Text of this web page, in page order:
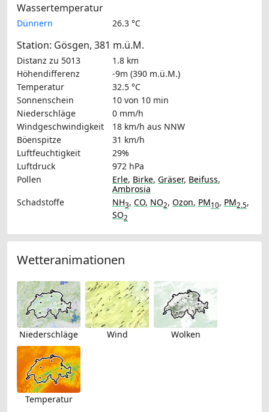
Wassertemperatur
Dünnern 26.3 °C
Station: Gösgen, 381 m.ü.M.
Distanz zu 5013
1.8 km
Höhendifferenz
-9m (390 m.ü.M.)
Temperatur
32.5 °C
Sonnenschein
10 von 10 min
Niederschläge
0 mm/h
Windgeschwindigkeit
18 km/h aus NNW
Böenspitze
31 km/h
Luftfeuchtigkeit
29%
Luftdruck
972 hPa
Pollen
Erle, Birke, Gräser, Beifuss,
Ambrosia
Schadstoffe
NH3, CO, NO2, Ozon, PM10, PM2.5,
SO2
Wetteranimationen
Niederschläge Wind Wolken
Temperatur